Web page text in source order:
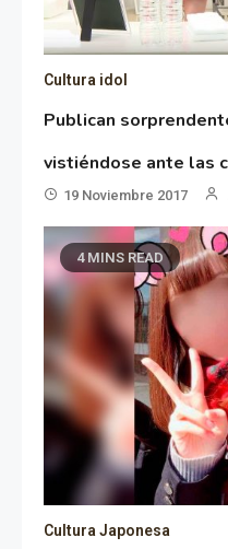
Cultura idol
Publican
vistiéndose ante las
19 Noviembre 2017
4 MINS READ
Cultura Japonesa